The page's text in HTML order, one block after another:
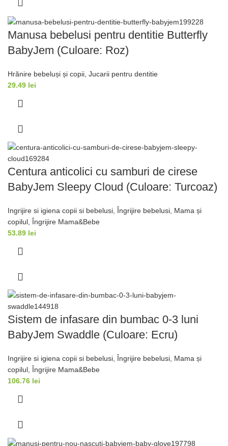
Manusa bebelusi pentru dentitie Butterfly
BabyJem (Culoare: Roz)
Hrănire bebeluși și copii Jucarii pentru dentitie
29.49 lei
Centura anticolici cu samburi de cirese
BabyJem Sleepy Cloud (Culoare: Turcoaz)
Ingrijire si igiena copii si bebelusi Îngrijire bebelusi Mama și
copilul Îngrijire Mama&Bebe
53.89 lei
Sistem de infasare din bumbac 0-3 luni
BabyJem Swaddle (Culoare: Ecru)
Ingrijire si igiena copii si bebelusi Îngrijire bebelusi Mama și
copilul Îngrijire Mama&Bebe
106.76 lei